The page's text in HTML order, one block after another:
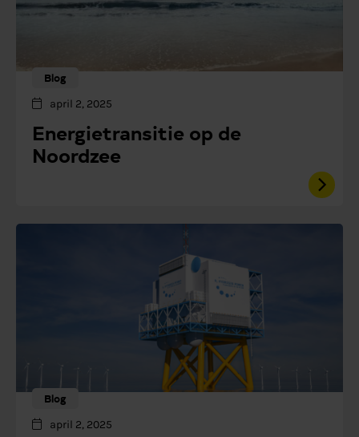
Blog
april 2, 2025
Energietransitie op de
Noordzee
Blog
april 2, 2025